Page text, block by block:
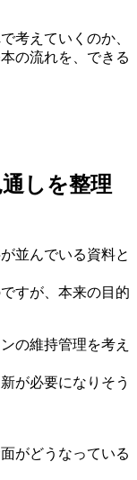
考えていくのか、
の流れを、できる
するためのもの
しを整理
並んでいる資料と
すが、本来の目的
の維持管理を考え
が必要になりそう
がどうなっている